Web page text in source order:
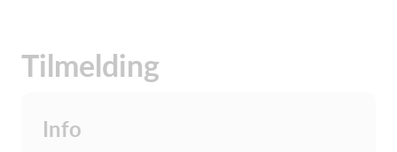
Tilmelding
Info